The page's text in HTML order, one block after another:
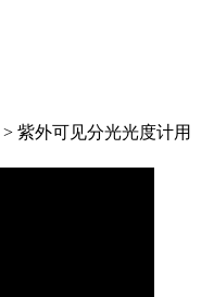
> 紫外可见分光光度计用